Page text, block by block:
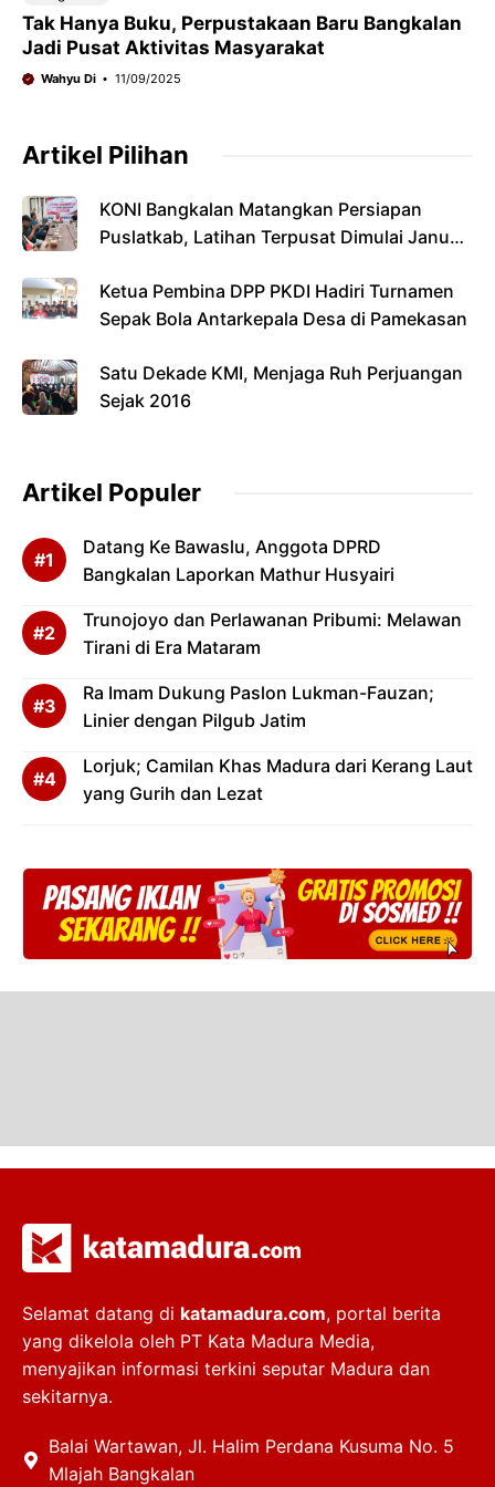
Tak Hanya Buku, Perpustakaan Baru Bangkalan
Jadi Pusat Aktivitas Masyarakat
Wahyu Di 11/09/2025
Artikel Pilihan
KONI Bangkalan Matangkan Persiapan
Puslatkab, Latihan Terpusat Dimulai Januari
Ketua Pembina DPP PKDI Hadiri Turnamen
Sepak Bola Antarkepala Desa di Pamekasan
Satu Dekade KMI, Menjaga Ruh Perjuangan
Sejak 2016
Artikel Populer
Datang Ke Bawaslu, Anggota DPRD
Bangkalan Laporkan Mathur Husyairi
Trunojoyo dan Perlawanan Pribumi: Melawan
Tirani di Era Mataram
Ra Imam Dukung Paslon Lukman-Fauzan;
Linier dengan Pilgub Jatim
Lorjuk; Camilan Khas Madura dari Kerang Laut
yang Gurih dan Lezat
Selamat datang di katamadura.com, portal berita
yang dikelola oleh PT Kata Madura Media,
menyajikan informasi terkini seputar Madura dan
sekitarnya.
Balai Wartawan, Jl. Halim Perdana Kusuma No. 5
Mlajah Bangkalan